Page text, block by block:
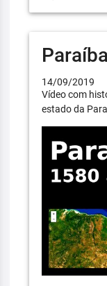
14/09/2019
Vídeo com
estado da